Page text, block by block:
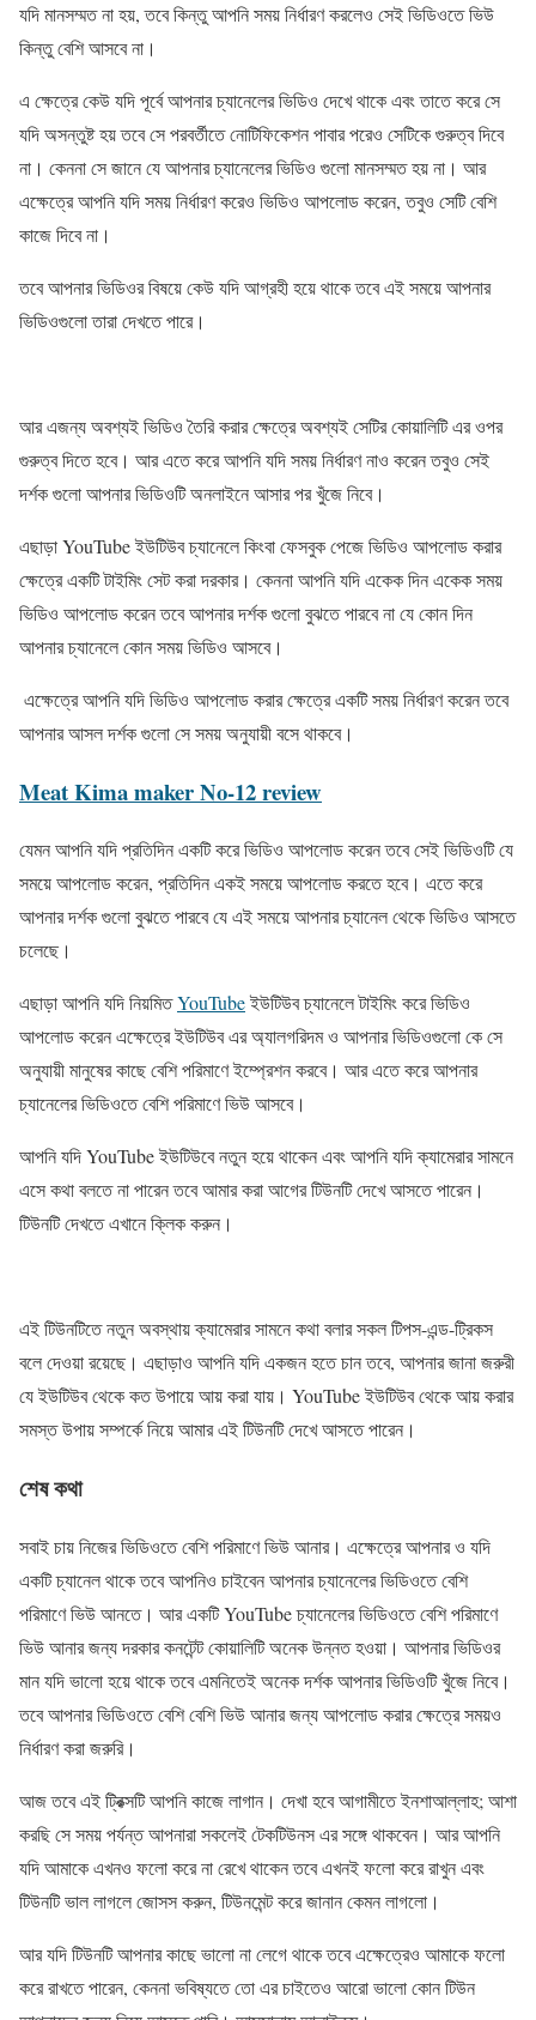
যদি মানসম্মত না হয়, তবে কিন্তু আপনি সময় নির্ধারণ করলেও সেই ভিডিওতে ভিউ
কিন্তু বেশি আসবে না।
এ ক্ষেত্রে কেউ যদি পূর্বে আপনার চ্যানেলের ভিডিও দেখে থাকে এবং তাতে করে সে
যদি অসন্তুষ্ট হয় তবে সে পরবর্তীতে নোটিফিকেশন পাবার পরেও সেটিকে গুরুত্ব দিবে
না। কেননা সে জানে যে আপনার চ্যানেলের ভিডিও গুলো মানসম্মত হয় না। আর
এক্ষেত্রে আপনি যদি সময় নির্ধারণ করেও ভিডিও আপলোড করেন, তবুও সেটি বেশি
কাজে দিবে না।
তবে আপনার ভিডিওর বিষয়ে কেউ যদি আগ্রহী হয়ে থাকে তবে এই সময়ে আপনার
ভিডিওগুলো তারা দেখতে পারে।
আর এজন্য অবশ্যই ভিডিও তৈরি করার ক্ষেত্রে অবশ্যই সেটির কোয়ালিটি এর ওপর
গুরুত্ব দিতে হবে। আর এতে করে আপনি যদি সময় নির্ধারণ নাও করেন তবুও সেই
দর্শক গুলো আপনার ভিডিওটি অনলাইনে আসার পর খুঁজে নিবে।
এছাড়া YouTube ইউটিউব চ্যানেলে কিংবা ফেসবুক পেজে ভিডিও আপলোড করার
ক্ষেত্রে একটি টাইমিং সেট করা দরকার। কেননা আপনি যদি একেক দিন একেক সময়
ভিডিও আপলোড করেন তবে আপনার দর্শক গুলো বুঝতে পারবে না যে কোন দিন
আপনার চ্যানেলে কোন সময় ভিডিও আসবে।
‌ এক্ষেত্রে আপনি যদি ভিডিও আপলোড করার ক্ষেত্রে একটি সময় নির্ধারণ করেন তবে
আপনার আসল দর্শক গুলো সে সময় অনুযায়ী বসে থাকবে।
Meat Kima maker No-12 review
যেমন আপনি যদি প্রতিদিন একটি করে ভিডিও আপলোড করেন তবে সেই ভিডিওটি যে
সময়ে আপলোড করেন, প্রতিদিন একই সময়ে আপলোড করতে হবে। এতে করে
আপনার দর্শক গুলো বুঝতে পারবে যে এই সময়ে আপনার চ্যানেল থেকে ভিডিও আসতে
চলেছে।
এছাড়া আপনি যদি নিয়মিতYouTubeইউটিউব চ্যানেলে টাইমিং করে ভিডিও
আপলোড করেন এক্ষেত্রে ইউটিউব এর অ্যালগরিদম ও আপনার ভিডিওগুলো কে সে
অনুযায়ী মানুষের কাছে বেশি পরিমাণে ইম্প্রেশন করবে। আর এতে করে আপনার
চ্যানেলের ভিডিওতে বেশি পরিমাণে ভিউ আসবে।
আপনি যদি YouTube ইউটিউবে নতুন হয়ে থাকেন এবং আপনি যদি ক্যামেরার সামনে
এসে কথা বলতে না পারেন তবে আমার করা আগের টিউনটি দেখে আসতে পারেন।
টিউনটি দেখতে এখানে ক্লিক করুন।
এই টিউনটিতে নতুন অবস্থায় ক্যামেরার সামনে কথা বলার সকল টিপস-এন্ড-ট্রিকস
বলে দেওয়া রয়েছে। এছাড়াও আপনি যদি একজন হতে চান তবে, আপনার জানা জরুরী
যে ইউটিউব থেকে কত উপায়ে আয় করা যায়। YouTube ইউটিউব থেকে আয় করার
সমস্ত উপায় সম্পর্কে নিয়ে আমার এই টিউনটি দেখে আসতে পারেন।
শেষ কথা
সবাই চায় নিজের ভিডিওতে বেশি পরিমাণে ভিউ আনার। এক্ষেত্রে আপনার ও যদি
একটি চ্যানেল থাকে তবে আপনিও চাইবেন আপনার চ্যানেলের ভিডিওতে বেশি
পরিমাণে ভিউ আনতে। আর একটি YouTube চ্যানেলের ভিডিওতে বেশি পরিমাণে
ভিউ আনার জন্য দরকার কনটেন্ট কোয়ালিটি অনেক উন্নত হওয়া। আপনার ভিডিওর
মান যদি ভালো হয়ে থাকে তবে এমনিতেই অনেক দর্শক আপনার ভিডিওটি খুঁজে নিবে।
তবে আপনার ভিডিওতে বেশি বেশি ভিউ আনার জন্য আপলোড করার ক্ষেত্রে সময়ও
নির্ধারণ করা জরুরি।
আজ তবে এই ট্রিক্সটি আপনি কাজে লাগান। দেখা হবে আগামীতে ইনশাআল্লাহ; আশা
করছি সে সময় পর্যন্ত আপনারা সকলেই টেকটিউনস এর সঙ্গে থাকবেন। আর আপনি
যদি আমাকে এখনও ফলো করে না রেখে থাকেন তবে এখনই ফলো করে রাখুন এবং
টিউনটি ভাল লাগলে জোসস করুন, টিউনমেন্ট করে জানান কেমন লাগলো।
আর যদি টিউনটি আপনার কাছে ভালো না লেগে থাকে তবে এক্ষেত্রেও আমাকে ফলো
করে রাখতে পারেন, কেননা ভবিষ্যতে তো এর চাইতেও আরো ভালো কোন টিউন